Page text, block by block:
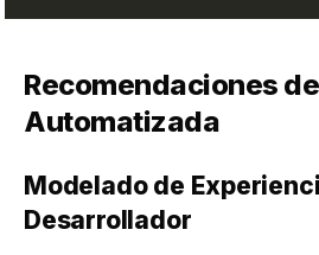
Recomendaciones
Automatizada
Modelado de
Desarrollador